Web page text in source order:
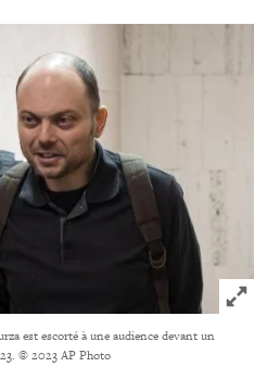
Click
est escorté à une audience devant un
© 2023 AP Photo